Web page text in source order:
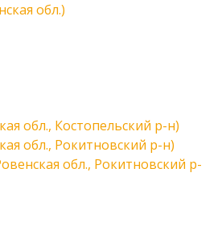
обл.)
обл., Костопельский р-н)
обл., Рокитновский р-н)
обл., Рокитновский р-